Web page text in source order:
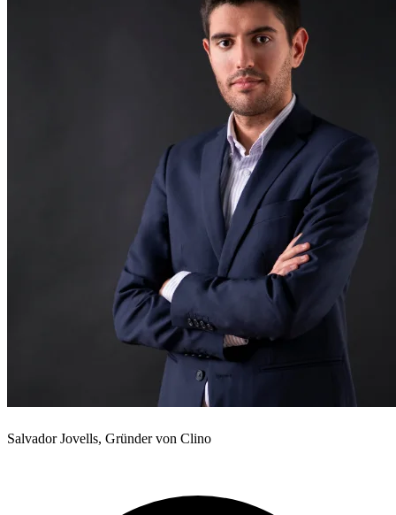
Salvador Jovells, Gründer von Clino